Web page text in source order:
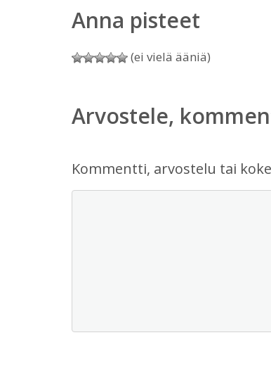
Anna pisteet
(ei vielä ääniä)
Arvostele,
Kommentti, arvostelu tai